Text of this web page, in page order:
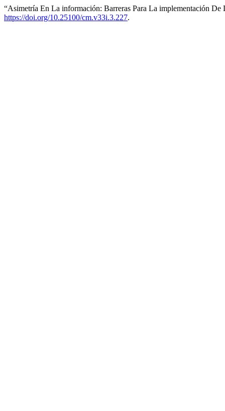
“Asimetría En La información: Barreras Para La implementación
https://doi.org/10.25100/cm.v33i.3.227.